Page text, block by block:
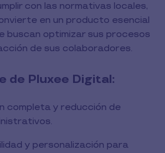
con las normativas locales,
en un producto esencial
buscan optimizar sus procesos
de sus colaboradores.
de Pluxee Digital:
completa y reducción de
y personalización para